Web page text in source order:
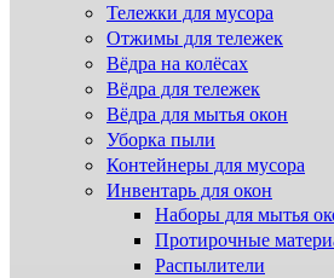
Тележки для мусора
Отжимы для тележек
Вёдра на колёсах
Вёдра для тележек
Вёдра для мытья окон
Уборка пыли
Контейнеры для мусора
Инвентарь для окон
Наборы для мытья
Протирочные
Распылители